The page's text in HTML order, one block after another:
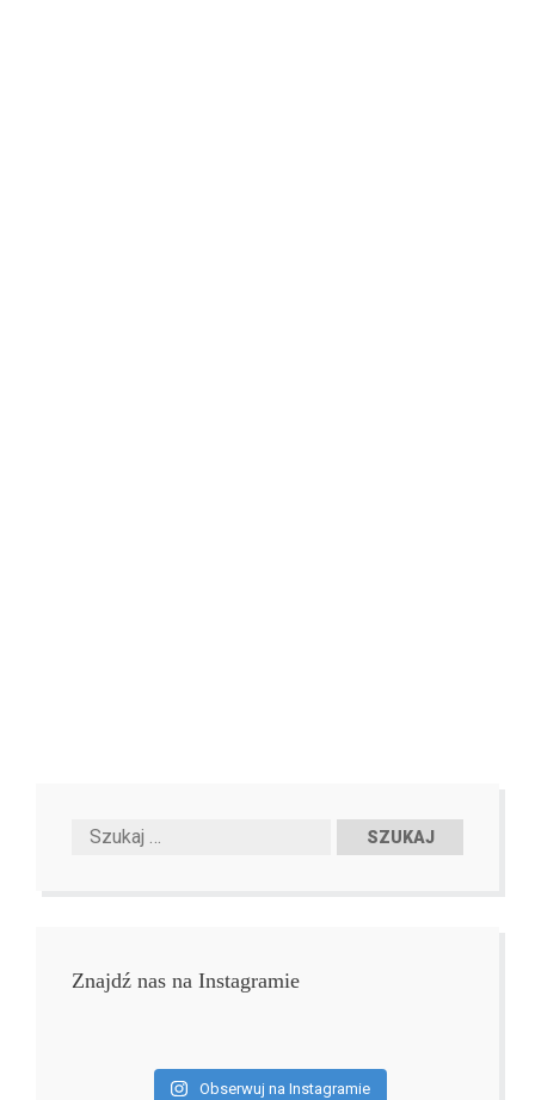
Znajdź nas na Instagramie
Obserwuj na Instagramie